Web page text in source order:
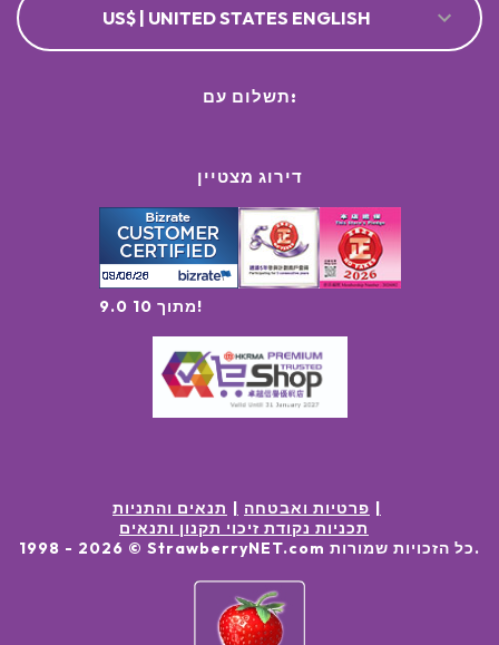
US$ | UNITED STATES ENGLISH
דירוג מצטיין
9.0 מתוך 10!
תשלום עם:
פרטיות ואבטחה
תנאים והתניות
תכניות נקודת זיכוי תקנון ותנאים
1998 - 2026 © StrawberryNET.com כל הזכויות שמורות.